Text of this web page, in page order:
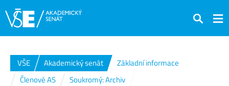
Hledat
VŠE Akademický senát
Základní informace
Členové AS
Soukromý: Archiv